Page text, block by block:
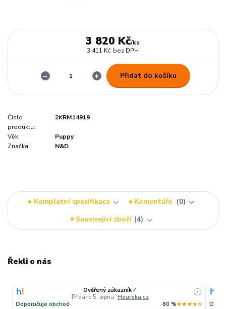
3 820 Kč/ks
3 411 Kč bez DPH
Přidat do košíku
Číslo
produktu:
2KRM14919
Věk:
Puppy
Značka:
N&D
Kompletní specifikace Komentáře
0
Související zboží 4
Řekli o nás
Ověřený zákazník✓
Přidáno 5. srpna · Heureka.cz
i
Doporučuje obchod 80 %★★★★☆